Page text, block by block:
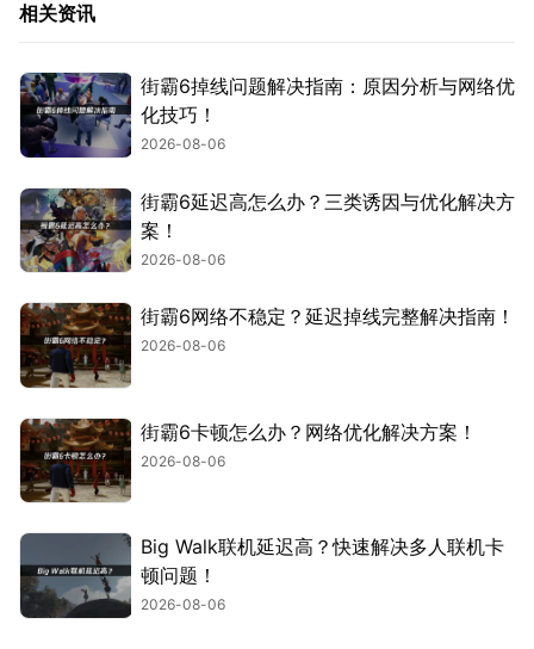
相关资讯
街霸6掉线问题解决指南：原因分析与网络优
化技巧！
2026-08-06
街霸6延迟高怎么办？三类诱因与优化解决方
案！
2026-08-06
街霸6网络不稳定？延迟掉线完整解决指南！
2026-08-06
街霸6卡顿怎么办？网络优化解决方案！
2026-08-06
Big Walk联机延迟高？快速解决多人联机卡
顿问题！
2026-08-06